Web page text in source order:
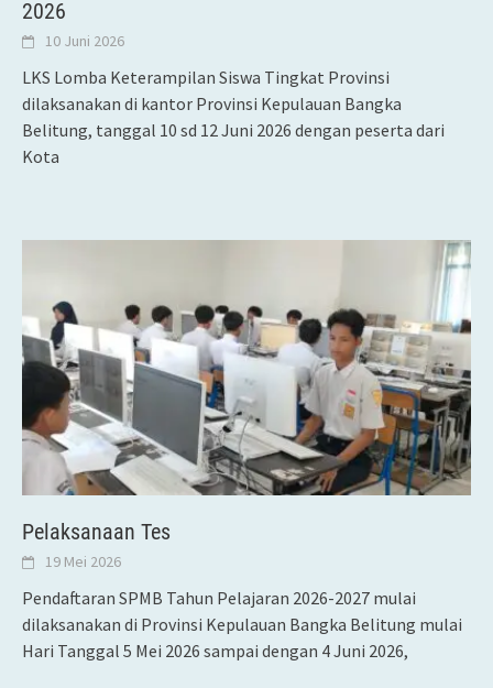
2026
10 Juni 2026
LKS Lomba Keterampilan Siswa Tingkat Provinsi
dilaksanakan di kantor Provinsi Kepulauan Bangka
Belitung, tanggal 10 sd 12 Juni 2026 dengan peserta dari
Kota
Pelaksanaan Tes
19 Mei 2026
Pendaftaran SPMB Tahun Pelajaran 2026-2027 mulai
dilaksanakan di Provinsi Kepulauan Bangka Belitung mulai
Hari Tanggal 5 Mei 2026 sampai dengan 4 Juni 2026,